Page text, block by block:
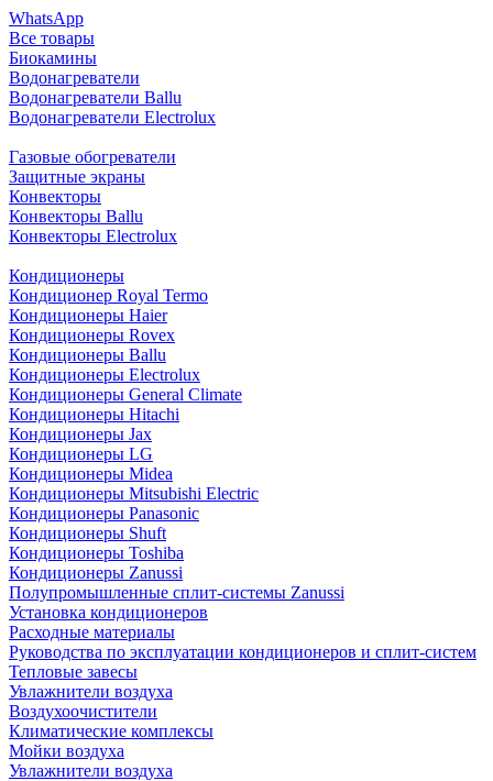
WhatsApp
Все товары
Биокамины
Водонагреватели
Водонагреватели Ballu
Водонагреватели Electrolux
Газовые обогреватели
Защитные экраны
Конвекторы
Конвекторы Ballu
Конвекторы Electrolux
Кондиционеры
Кондиционер Royal Termo
Кондиционеры Haier
Кондиционеры Rovex
Кондиционеры Ballu
Кондиционеры Electrolux
Кондиционеры General Climate
Кондиционеры Hitachi
Кондиционеры Jax
Кондиционеры LG
Кондиционеры Midea
Кондиционеры Mitsubishi Electric
Кондиционеры Panasonic
Кондиционеры Shuft
Кондиционеры Toshiba
Кондиционеры Zanussi
Полупромышленные сплит-системы Zanussi
Установка кондиционеров
Расходные материалы
Руководства по эксплуатации кондиционеров и сплит-систем
Тепловые завесы
Увлажнители воздуха
Воздухоочистители
Климатические комплексы
Мойки воздуха
Увлажнители воздуха